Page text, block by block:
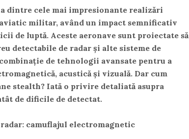
dintre cele mai impresionante realizări
militar, având un impact semnificativ
de luptă. Aceste aeronave sunt proiectate să
detectabilede radar și alte sisteme de
de tehnologii avansate pentru a
acustică și vizuală. Dar cum
stealth? Iată o privire detaliată asupra
de dificile de detectat.
camuflajul electromagnetic